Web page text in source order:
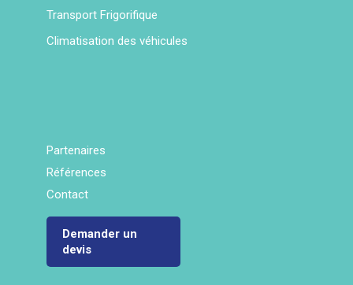
Transport Frigorifique
Climatisation des véhicules
Partenaires
Références
Contact
Demander un
devis